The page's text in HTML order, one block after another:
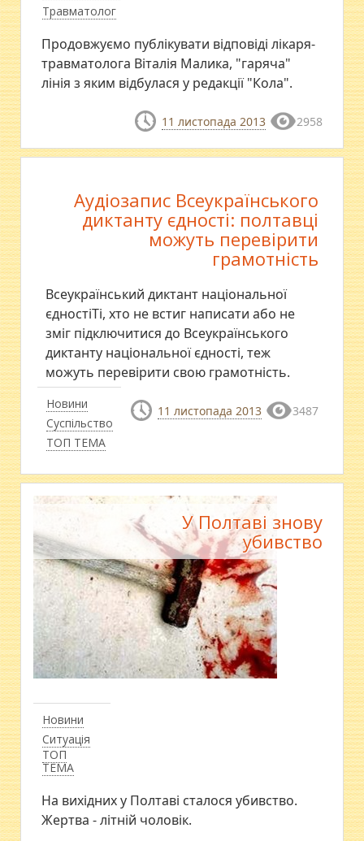
Травматолог
Продовжуємо публікувати відповіді лікаря-
травматолога Віталія Малика, "гаряча"
лінія з яким відбулася у редакції "Кола".
11 листопада 2013 2958
Новини
Суспільство
ТОП ТЕМА
Аудіозапис Всеукраїнського
диктанту єдності: полтавці
можуть перевірити
грамотність
Всеукраїнський диктант національної
єдностіТі, хто не встиг написати або не
зміг підключитися до Всеукраїнського
диктанту національної єдності, теж
можуть перевірити свою грамотність.
11 листопада 2013 3487
Новини
Ситуація
ТОП
ТЕМА
У Полтаві знову
убивство
На вихідних у Полтаві сталося убивство.
Жертва - літній чоловік.